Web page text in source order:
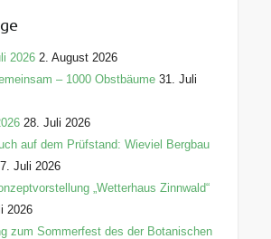
2026 2. August 2026
– 1000 Obstbäume 31. Juli
28. Juli 2026
auf dem Prüfstand: Wieviel Bergbau
Juli 2026
„Wetterhaus Zinnwald“
2026
zum Sommerfest des der Botanischen